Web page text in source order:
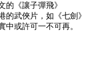
《讓子彈飛》
武俠片，如《七劍》
或許可一不可再。